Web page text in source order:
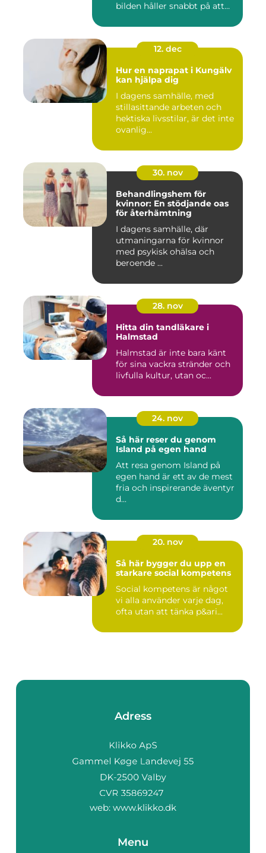
bilden håller snabbt på att
12. dec
Hur en naprapat i Kungälv
kan hjälpa dig
I dagens samhälle, med
stillasittande arbeten och
hektiska livsstilar, är det inte
ovanlig...
30. nov
Behandlingshem för
kvinnor: En stödjande oas
för återhämtning
I dagens samhälle, där
utmaningarna för kvinnor
med psykisk ohälsa och
beroende ...
28. nov
Hitta din tandläkare i
Halmstad
Halmstad är inte bara känt
för sina vackra stränder och
livfulla kultur, utan oc...
24. nov
Så här reser du genom
Island på egen hand
Att resa genom Island på
egen hand är ett av de mest
fria och inspirerande äventyr
d...
20. nov
Så här bygger du upp en
starkare social kompetens
Social kompetens är något
vi alla använder varje dag,
ofta utan att tänka p&ari...
Adress
web: www.klikko.dk
Menu